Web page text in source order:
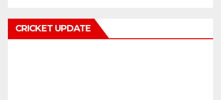
CRICKET UPDATE